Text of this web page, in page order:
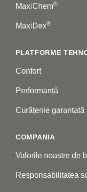
MaxiChem®
MaxiDex®
PLATFORME
Confort
Performanță
Curățenie garantată
COMPANIA
Valorile noastre de
Responsabilitatea